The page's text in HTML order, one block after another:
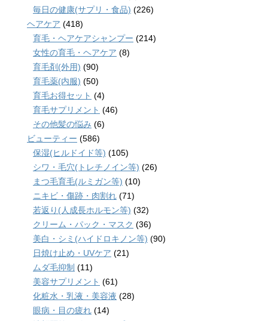
毎日の健康(サプリ・食品) (226)
ヘアケア (418)
育毛・ヘアケアシャンプー (214)
女性の育毛・ヘアケア (8)
育毛剤(外用) (90)
育毛薬(内服) (50)
育毛お得セット (4)
育毛サプリメント (46)
その他髪の悩み (6)
ビューティー (586)
保湿(ヒルドイド等) (105)
シワ・毛穴(トレチノイン等) (26)
まつ毛育毛(ルミガン等) (10)
ニキビ・傷跡・肉割れ (71)
若返り(人成長ホルモン等) (32)
クリーム・パック・マスク (36)
美白・シミ(ハイドロキノン等) (90)
日焼け止め・UVケア (21)
ムダ毛抑制 (11)
美容サプリメント (61)
化粧水・乳液・美容液 (28)
眼病・目の疲れ (14)